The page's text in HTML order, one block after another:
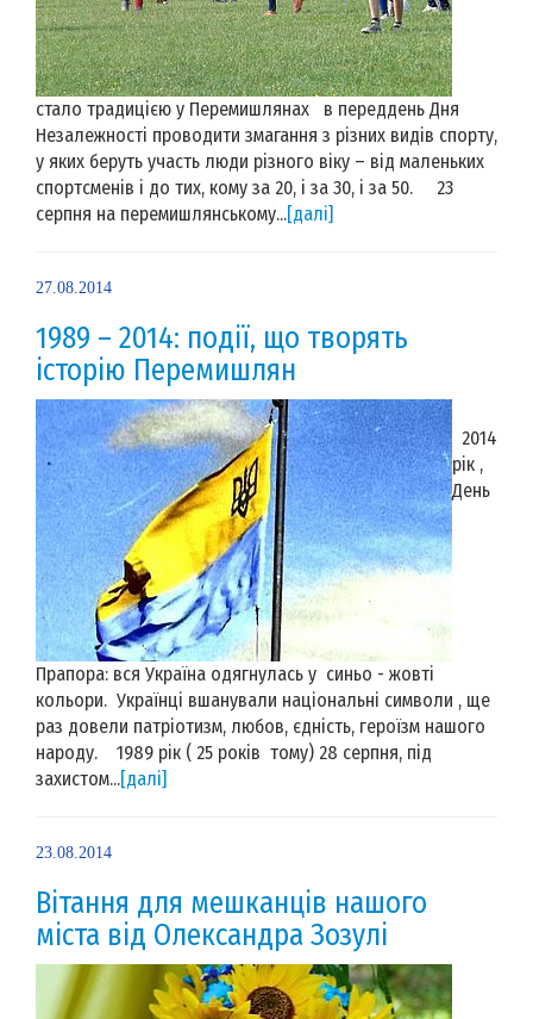
стало традицією у Перемишлянах в переддень Дня
Незалежності проводити змагання з різних видів спорту,
у яких беруть участь люди різного віку – від маленьких
спортсменів і до тих, кому за 20, і за 30, і за 50. 23
серпня на перемишлянському...[далі]
27.08.2014
1989 – 2014: події, що творять
історію Перемишлян
2014
рік ,
День
Прапора: вся Україна одягнулась у синьо - жовті
кольори. Українці вшанували національні символи , ще
раз довели патріотизм, любов, єдність, героїзм нашого
народу. 1989 рік ( 25 років тому) 28 серпня, під
захистом...[далі]
23.08.2014
Вітання для мешканців нашого
міста від Олександра Зозулі